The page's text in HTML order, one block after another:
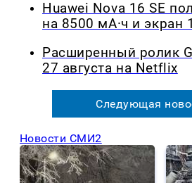
Huawei Nova 16 SE
на 8500 мА·ч и экран
Расширенный ролик
27 августа на Netflix
Следующая
Новости СМИ2